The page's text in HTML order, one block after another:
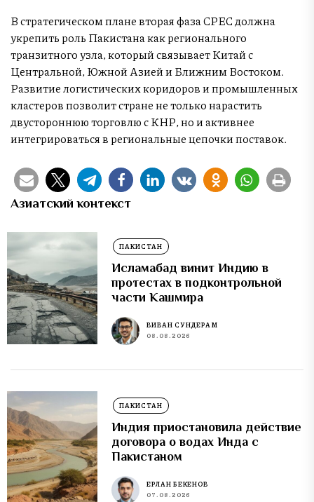
В стратегическом плане вторая фаза CPEC должна
укрепить роль Пакистана как регионального
транзитного узла, который связывает Китай с
Центральной, Южной Азией и Ближним Востоком.
Развитие логистических коридоров и промышленных
кластеров позволит стране не только нарастить
двустороннюю торговлю с КНР, но и активнее
интегрироваться в региональные цепочки поставок.
Азиатский контекст
ПАКИСТАН
Исламабад винит Индию в
протестах в подконтрольной
части Кашмира
ВИВАН СУНДЕРАМ
08.08.2026
ПАКИСТАН
Индия приостановила действие
договора о водах Инда с
Пакистаном
ЕРЛАН БЕКЕНОВ
07.08.2026